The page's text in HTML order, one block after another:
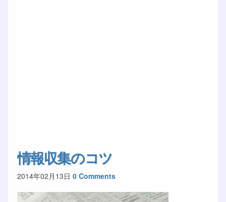
情報収集のコツ
2014年02月13日 0 Comments